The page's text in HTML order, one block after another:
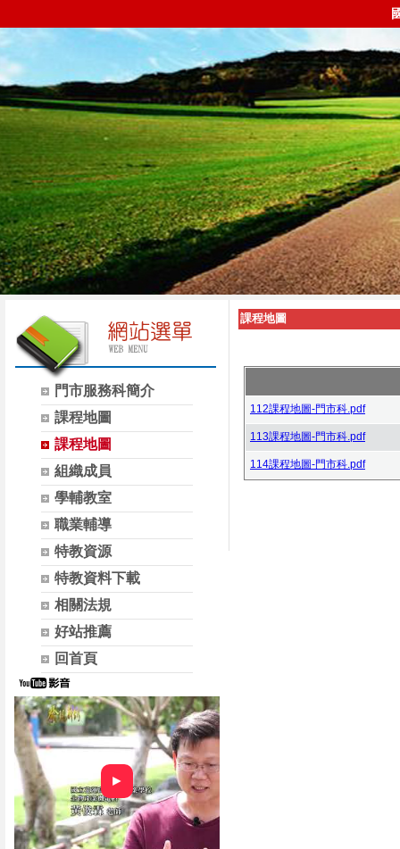
門市服務科簡介
課程地圖
課程地圖
組織成員
學輔教室
職業輔導
特教資源
特教資料下載
相關法規
好站推薦
回首頁
►
課程地圖
112課程地圖-門市科.pdf
113課程地圖-門市科.pdf
114課程地圖-門市科.pdf